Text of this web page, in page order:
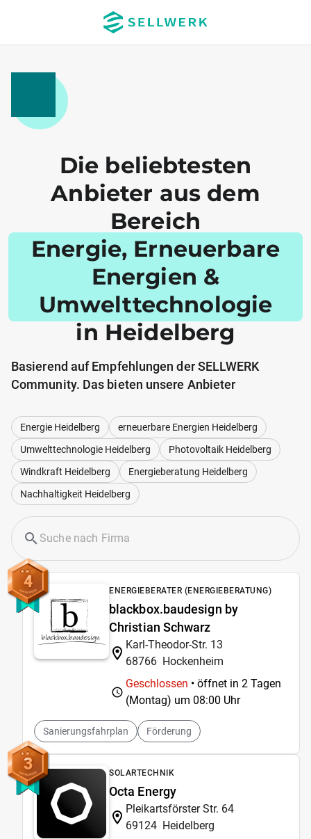
Die beliebtesten
Anbieter aus dem
Bereich
Energie, Erneuerbare
Energien &
Umwelttechnologie
in Heidelberg
Basierend auf Empfehlungen der SELLWERK
Community. Das bieten unsere Anbieter
Energie Heidelberg
erneuerbare Energien Heidelberg
Umwelttechnologie Heidelberg
Photovoltaik Heidelberg
Windkraft Heidelberg
Energieberatung Heidelberg
Nachhaltigkeit Heidelberg
4 ENERGIEBERATER (ENERGIEBERATUNG)
blackbox.baudesign by
Christian Schwarz
Karl-Theodor-Str. 13
68766 Hockenheim
Geschlossen • öffnet in 2 Tagen
(Montag) um 08:00 Uhr
Sanierungsfahrplan Förderung
3 SOLARTECHNIK
Octa Energy
Pleikartsförster Str. 64
69124 Heidelberg